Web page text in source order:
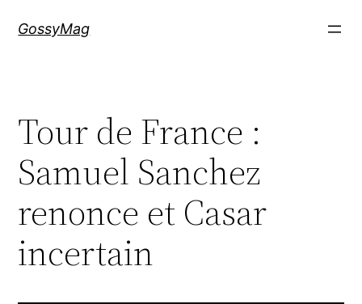
GossyMag
Tour de France :
Samuel Sanchez
renonce et Casar
incertain